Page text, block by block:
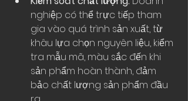
nghiệp có thể trực tiếp tham
gia vào quá trình sản xuất, từ
khâu lựa chọn nguyên liệu, kiểm
tra mẫu mã, màu sắc đến khi
sản phẩm hoàn thành, đảm
bảo chất lượng sản phẩm đầu